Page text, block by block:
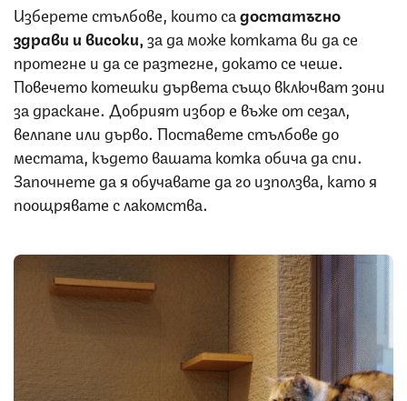
Изберете стълбове, които садостатъчно
здрави и високи, за да може котката ви да се
протегне и да се разтегне, докато се чеше.
Повечето котешки дървета също включват зони
за драскане. Добрият избор е въже от сезал,
велпапе или дърво. Поставете стълбове до
местата, където вашата котка обича да спи.
Започнете да я обучавате да го използва, като я
поощрявате с лакомства.